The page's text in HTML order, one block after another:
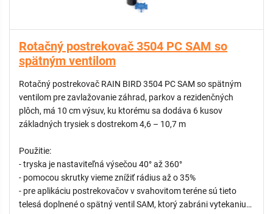
Rotačný postrekovač 3504 PC SAM so
spätným ventilom
Rotačný postrekovač RAIN BIRD 3504 PC SAM so spätným
ventilom pre zavlažovanie záhrad, parkov a rezidenčných
plôch, má 10 cm výsuv, ku ktorému sa dodáva 6 kusov
základných trysiek s dostrekom 4,6 – 10,7 m
Použitie:
- tryska je nastaviteľná výsečou 40° až 360°
- pomocou skrutky vieme znížiť rádius až o 35%
- pre aplikáciu postrekovačov v svahovitom teréne sú tieto
telesá doplnené o spätný ventil SAM, ktorý zabráni vytekaniu